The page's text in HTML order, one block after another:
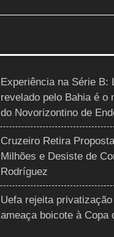
Experiência na Série B:
revelado pelo Bahia é o
do Novorizontino de
Cruzeiro Retira
Milhões e Desiste de
Rodríguez
Uefa rejeita
ameaça boicote à Copa